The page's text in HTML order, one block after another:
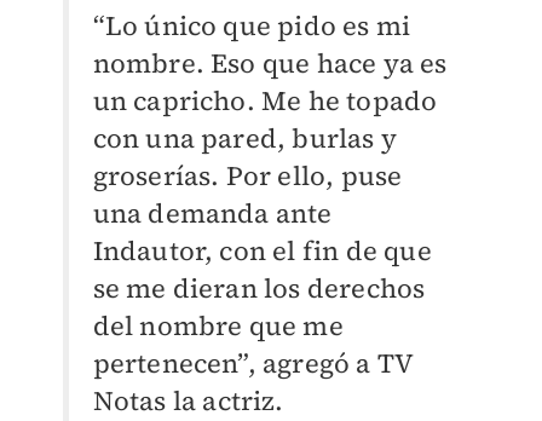
“Lo único que pido es mi
nombre. Eso que hace ya es
un capricho. Me he topado
con una pared, burlas y
groserías. Por ello, puse
una demanda ante
Indautor, con el fin de que
se me dieran los derechos
del nombre que me
pertenecen”, agregó a TV
Notas la actriz.